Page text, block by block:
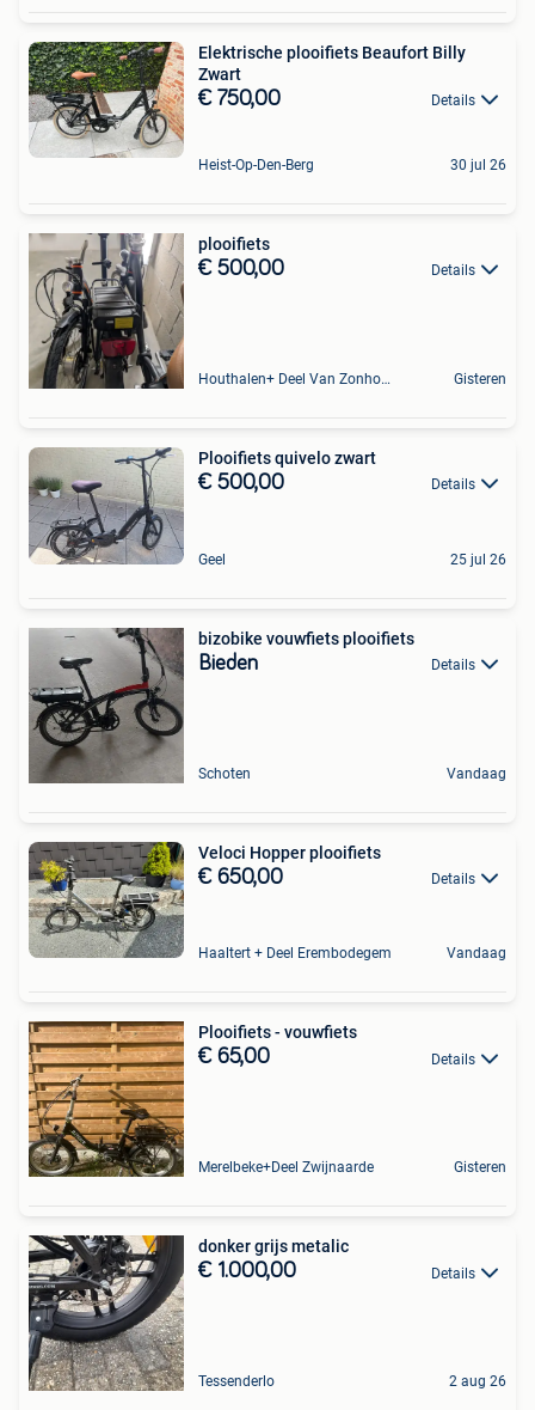
Elektrische plooifiets Beaufort Billy
Zwart
€ 750,00 Details
Heist-Op-Den-Berg 30 jul 26
plooifiets
€ 500,00 Details
Houthalen+ Deel Van Zonhoven En Zolder Gisteren
Plooifiets quivelo zwart
€ 500,00 Details
Geel 25 jul 26
bizobike vouwfiets plooifiets
Bieden Details
Schoten Vandaag
Veloci Hopper plooifiets
€ 650,00 Details
Haaltert + Deel Erembodegem Vandaag
Plooifiets - vouwfiets
€ 65,00 Details
Merelbeke+Deel Zwijnaarde Gisteren
donker grijs metalic
€ 1.000,00 Details
Tessenderlo 2 aug 26